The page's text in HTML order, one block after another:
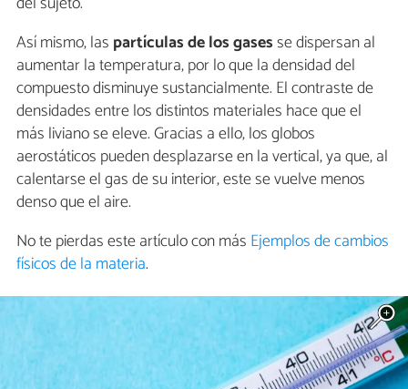
Así mismo, las partículas de los gasesse dispersan al
aumentar la temperatura, por lo que la densidad del
compuesto disminuye sustancialmente. El contraste de
densidades entre los distintos materiales hace que el
más liviano se eleve. Gracias a ello, los globos
aerostáticos pueden desplazarse en la vertical, ya que, al
calentarse el gas de su interior, este se vuelve menos
denso que el aire.
No te pierdas este artículo con más Ejemplos de cambios
físicos de la materia.